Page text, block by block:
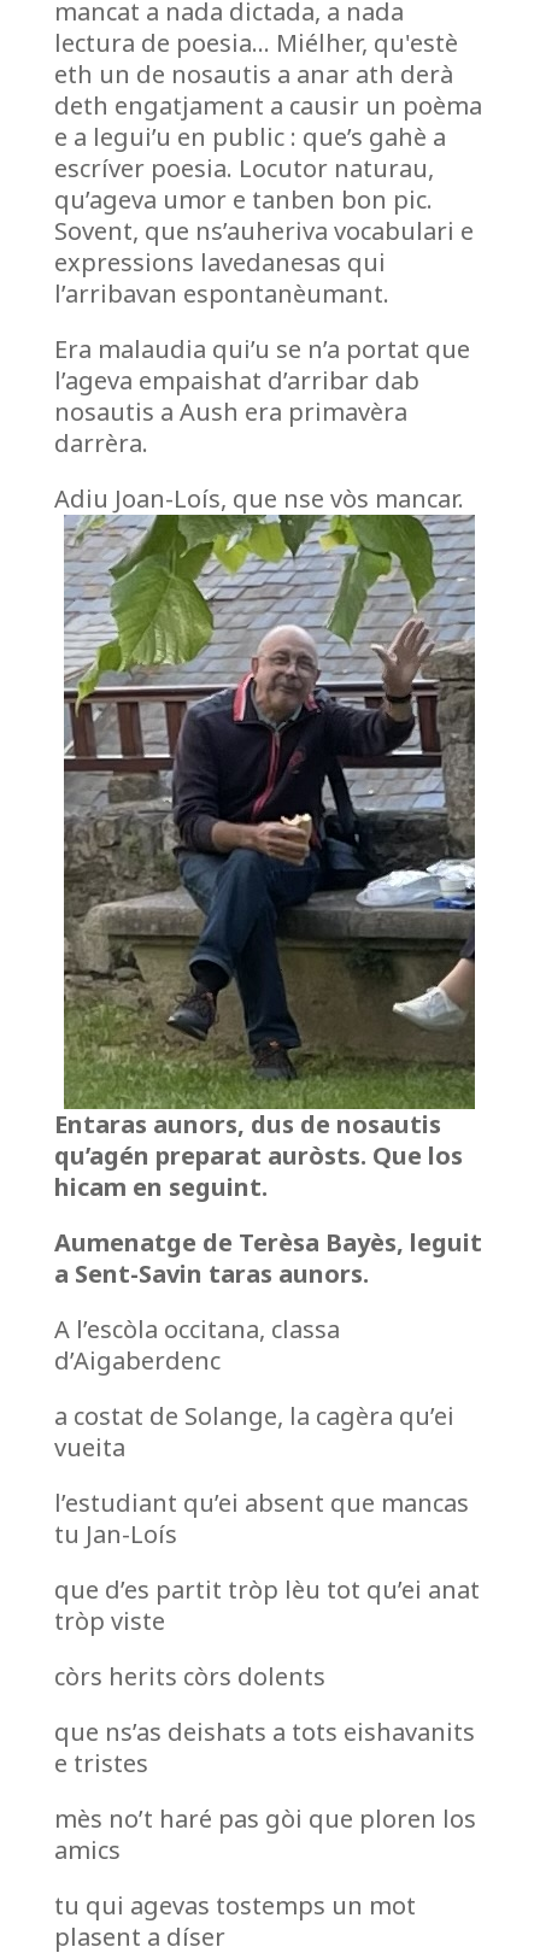
mancat a nada dictada, a nada
lectura de poesia… Miélher, qu'estè
eth un de nosautis a anar ath derà
deth engatjament a causir un poèma
e a legui’u en public : que’s gahè a
escríver poesia. Locutor naturau,
qu’ageva umor e tanben bon pic.
Sovent, que ns’auheriva vocabulari e
expressions lavedanesas qui
l’arribavan espontanèumant.
Era malaudia qui’u se n’a portat que
l’ageva empaishat d’arribar dab
nosautis a Aush era primavèra
darrèra.
Adiu Joan-Loís, que nse vòs mancar.
Entaras aunors, dus de nosautis
qu’agén preparat auròsts. Que los
hicam en seguint.
Aumenatge de Terèsa Bayès, leguit
a Sent-Savin taras aunors.
A l’escòla occitana, classa
d’Aigaberdenc
a costat de Solange, la cagèra qu’ei
vueita
l’estudiant qu’ei absent que mancas
tu Jan-Loís
que d’es partit tròp lèu tot qu’ei anat
tròp viste
còrs herits còrs dolents
que ns’as deishats a tots eishavanits
e tristes
mès no’t haré pas gòi que ploren los
amics
tu qui agevas tostemps un mot
plasent a díser